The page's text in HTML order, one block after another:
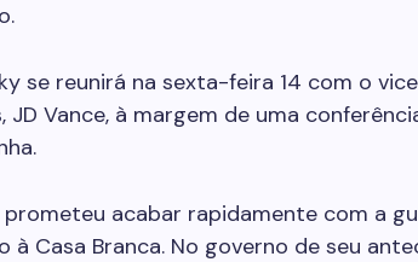
se reunirá na sexta-feira 14 com o
JD Vance, à margem de uma
prometeu acabar rapidamente com a
à Casa Branca. No governo de seu